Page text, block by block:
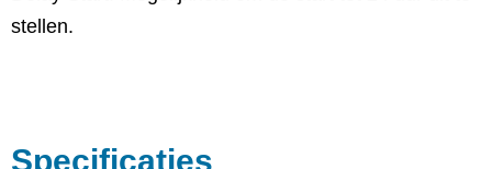
stellen.
Specificaties